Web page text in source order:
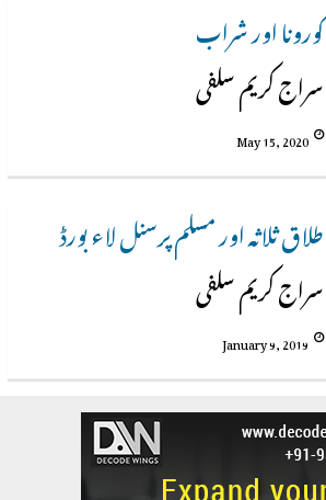
کورونا اور شراب
سراج کریم سلفی
May 15, 2020
طلاق ثلاثہ اور مسلم پرسنل لاء بورڈ
سراج کریم سلفی
January 9, 2019